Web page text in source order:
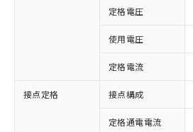
定格電圧
使用電圧
定格電流
接点定格 接点構成
定格通電電流